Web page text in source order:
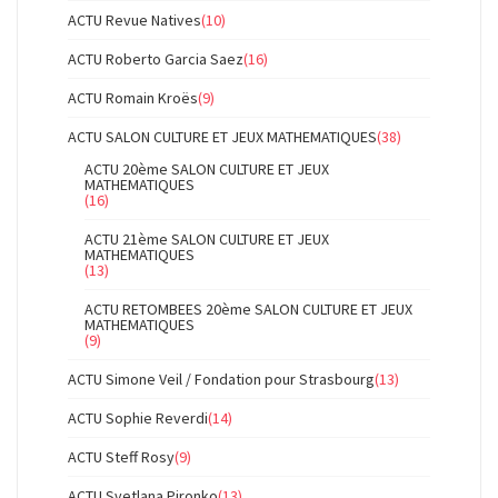
ACTU Revue Natives(10)
ACTU Roberto Garcia Saez(16)
ACTU Romain Kroës(9)
ACTU SALON CULTURE ET JEUX MATHEMATIQUES(38)
ACTU 20ème SALON CULTURE ET JEUX
MATHEMATIQUES
(16)
ACTU 21ème SALON CULTURE ET JEUX
MATHEMATIQUES
(13)
ACTU RETOMBEES 20ème SALON CULTURE ET JEUX
MATHEMATIQUES
(9)
ACTU Simone Veil / Fondation pour Strasbourg(13)
ACTU Sophie Reverdi(14)
ACTU Steff Rosy(9)